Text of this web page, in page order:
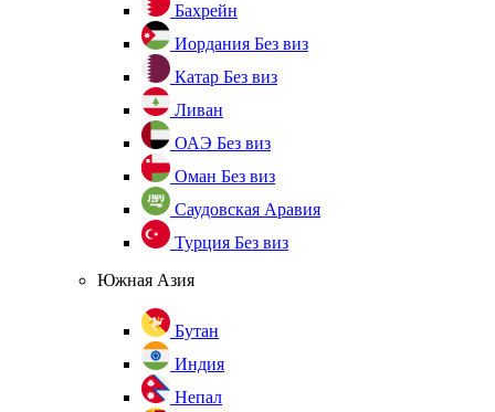
Бахрейн
Иордания Без виз
Катар Без виз
Ливан
ОАЭ Без виз
Оман Без виз
Саудовская Аравия
Турция Без виз
Южная Азия
Бутан
Индия
Непал